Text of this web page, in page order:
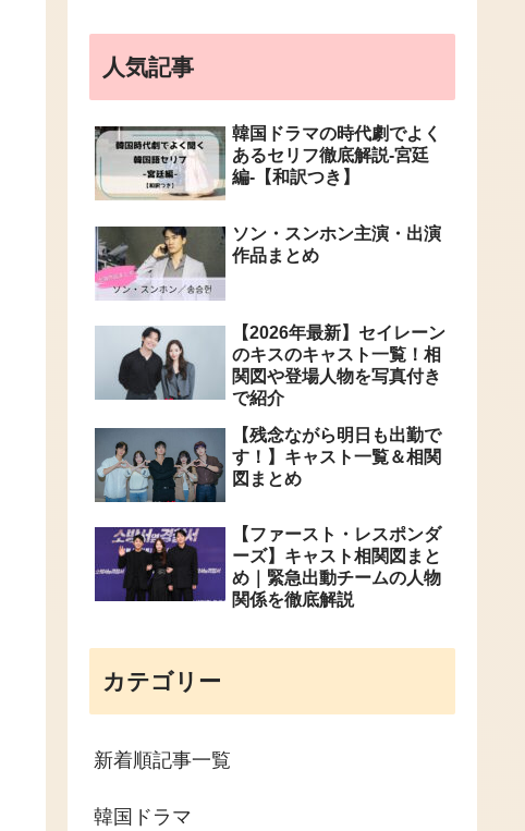
人気記事
韓国ドラマの時代劇でよく
あるセリフ徹底解説-宮廷
編-【和訳つき】
ソン・スンホン主演・出演
作品まとめ
【2026年最新】セイレーン
のキスのキャスト一覧！相
関図や登場人物を写真付き
で紹介
【残念ながら明日も出勤で
す！】キャスト一覧＆相関
図まとめ
【ファースト・レスポンダ
ーズ】キャスト相関図まと
め｜緊急出動チームの人物
関係を徹底解説
カテゴリー
新着順記事一覧
韓国ドラマ